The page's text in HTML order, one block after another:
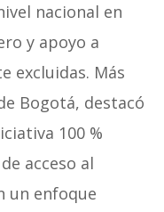
nacional en
y apoyo a
excluidas. Más
Bogotá, destacó
100 %
acceso al
un enfoque